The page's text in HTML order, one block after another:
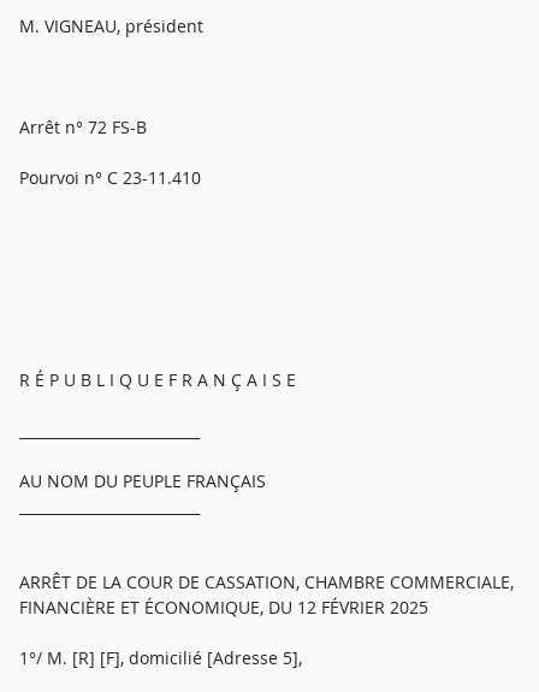
M. VIGNEAU, président
Arrêt n° 72 FS-B
Pourvoi n° C 23-11.410
R É P U B L I Q U E F R A N Ç A I S E
AU NOM DU PEUPLE FRANÇAIS
ARRÊT DE LA COUR DE CASSATION, CHAMBRE COMMERCIALE,
FINANCIÈRE ET ÉCONOMIQUE, DU 12 FÉVRIER 2025
1°/ M. [R] [F], domicilié [Adresse 5],